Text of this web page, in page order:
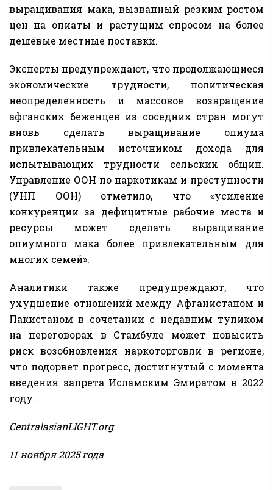
выращивания мака, вызванный резким ростом
цен на опиаты и растущим спросом на более
дешёвые местные поставки.
Эксперты предупреждают, что продолжающиеся
экономические трудности, политическая
неопределенность и массовое возвращение
афганских беженцев из соседних стран могут
вновь сделать выращивание опиума
привлекательным источником дохода для
испытывающих трудности сельских общин.
Управление ООН по наркотикам и преступности
(УНП ООН) отметило, что «усиление
конкуренции за дефицитные рабочие места и
ресурсы может сделать выращивание
опиумного мака более привлекательным для
многих семей».
Аналитики также предупреждают, что
ухудшение отношений между Афганистаном и
Пакистаном в сочетании с недавним тупиком
на переговорах в Стамбуле может повысить
риск возобновления наркоторговли в регионе,
что подорвет прогресс, достигнутый с момента
введения запрета Исламским Эмиратом в 2022
году.
CentralasianLIGHT.org
11 ноября 2025 года